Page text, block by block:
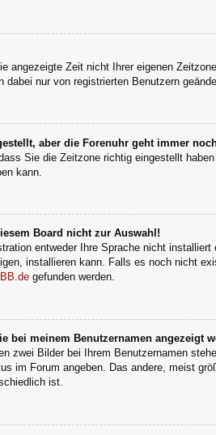
angezeigte Zeit nicht Ihrer eigenen
dabei nur von registrierten Benutzern
aber die Forenuhr geht immer
Sie die Zeitzone richtig eingestellt
kann.
Board nicht zur Auswahl!
entweder Ihre Sprache nicht
installieren kann. Falls es noch nicht
gefunden werden.
bei meinem Benutzernamen angezeigt
zwei Bilder bei Ihrem Benutzernamen
im Forum angeben. Das andere, meist
ist.